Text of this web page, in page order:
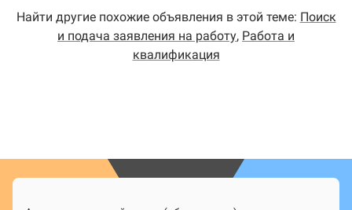
Найти другие похожие объявления в этой теме: Поиск
и подача заявления на работу, Работа и
квалификация